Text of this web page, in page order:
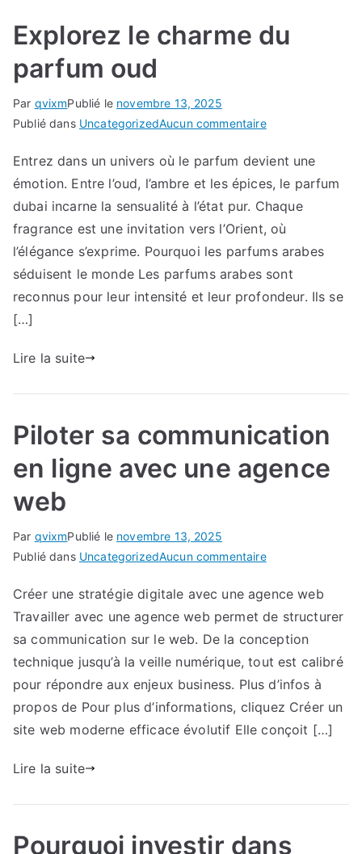
Explorez le charme du
parfum oud
Par qvixmPublié le novembre 13, 2025
Publié dans UncategorizedAucun commentairesur
le
charme
du
parfum
Entrez dans un univers où le parfum devient une
émotion. Entre l’oud, l’ambre et les épices, le parfum
dubai incarne la sensualité à l’état pur. Chaque
fragrance est une invitation vers l’Orient, où
l’élégance s’exprime. Pourquoi les parfums arabes
séduisent le monde Les parfums arabes sont
reconnus pour leur intensité et leur profondeur. Ils se
[…]
Lire la suite
Piloter sa communication
en ligne avec une agence
web
Par qvixmPublié le novembre 13, 2025
Publié dans UncategorizedAucun commentairesur
sa
communication
en
ligne
avec
web
Créer une stratégie digitale avec une agence web
Travailler avec une agence web permet de structurer
sa communication sur le web. De la conception
technique jusqu’à la veille numérique, tout est calibré
pour répondre aux enjeux business. Plus d’infos à
propos de Pour plus d’informations, cliquez Créer un
site web moderne efficace évolutif Elle conçoit […]
Lire la suite
Pourquoi investir dans